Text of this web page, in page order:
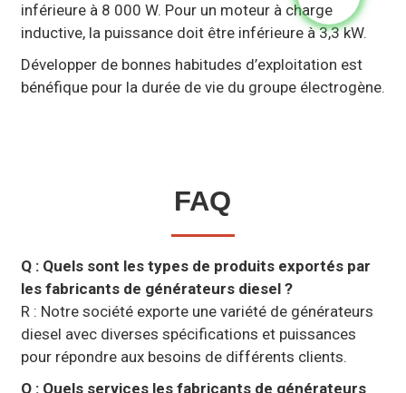
inférieure à 8 000 W. Pour un moteur à charge
inductive, la puissance doit être inférieure à 3,3 kW.
Développer de bonnes habitudes d’exploitation est
bénéfique pour la durée de vie du groupe électrogène.
FAQ
Q : Quels sont les types de produits exportés par
les fabricants de générateurs diesel ?
R : Notre société exporte une variété de générateurs
diesel avec diverses spécifications et puissances
pour répondre aux besoins de différents clients.
Q : Quels services les fabricants de générateurs